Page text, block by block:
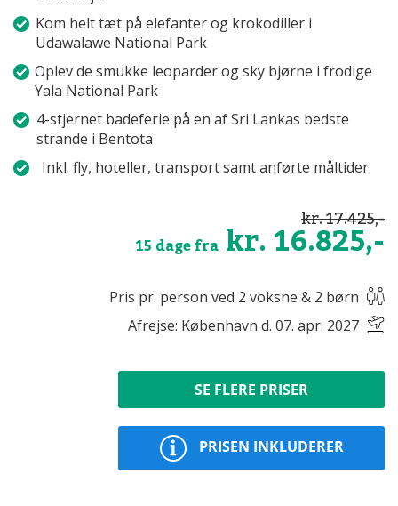
Kom helt tæt på elefanter og krokodiller i
Udawalawe National Park
Oplev de smukke leoparder og sky bjørne i frodige
Yala National Park
4-stjernet badeferie på en af Sri Lankas bedste
strande i Bentota
Inkl. fly, hoteller, transport samt anførte måltider
kr. 17.425,-
15 dage fra kr. 16.825,-
Pris pr. person ved 2 voksne & 2 børn
Afrejse: København d. 07. apr. 2027
SE FLERE PRISER
PRISEN INKLUDERER